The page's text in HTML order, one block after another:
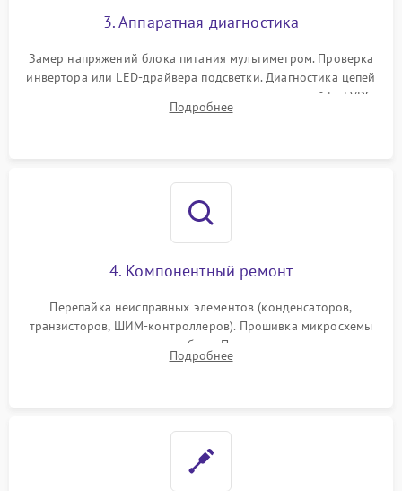
Поломка системы защиты
3. Аппаратная диагностика
Замер напряжений блока питания мультиметром. Проверка
инвертора или LED-драйвера подсветки. Диагностика цепей
питания скалера и тестирование сигналов на шлейфе LVDS
Подробнее
4. Компонентный ремонт
Перепайка неисправных элементов (конденсаторов,
транзисторов, ШИМ-контроллеров). Прошивка микросхемы
памяти при программных сбоях. При поломке подсветки —
разборка матрицы и замена выгоревших светодиодов.
Подробнее